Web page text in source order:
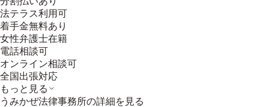
法テラス利用可
着手金無料あり
女性弁護士在籍
電話相談可
オンライン相談可
全国出張対応
もっと見る
うみかぜ法律事務所の詳細を見る